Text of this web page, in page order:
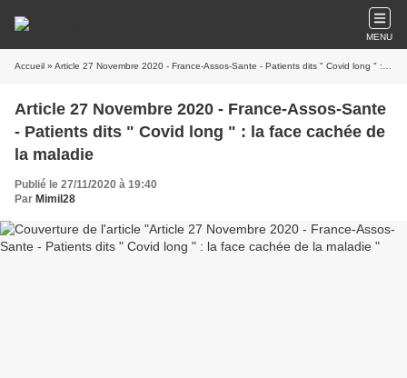
MENU
Accueil » Article 27 Novembre 2020 - France-Assos-Sante - Patients dits " Covid long " : la face cachée de la maladie
Article 27 Novembre 2020 - France-Assos-Sante
- Patients dits " Covid long " : la face cachée de
la maladie
Publié le 27/11/2020 à 19:40
Par Mimil28